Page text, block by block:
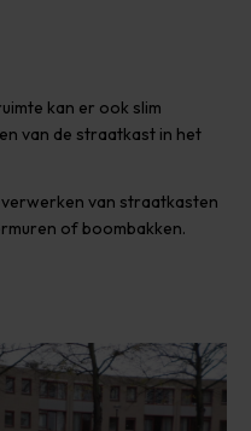
kan er ook slim
van de straatkast in het
van straatkasten
of boombakken.